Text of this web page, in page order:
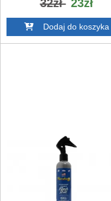
32zł 23zł
Dodaj do koszyka